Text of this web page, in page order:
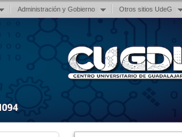
Administración y Gobierno Otros sitios UdeG